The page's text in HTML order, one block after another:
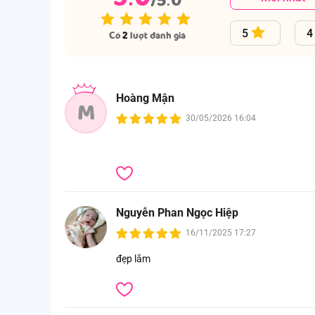
Có2 lượt đánh giá 5 4
M
Hoàng Mận
30/05/2026 16:04
Nguyễn Phan Ngọc Hiệp
16/11/2025 17:27
đẹp lắm